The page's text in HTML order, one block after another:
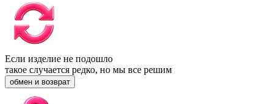
Если изделие не подошло
такое случается редко, но мы все решим
обмен и возврат